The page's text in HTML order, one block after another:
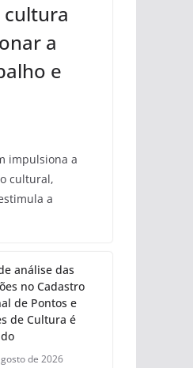
cultura
a
e
impulsiona a
cultural,
a
análise das
no Cadastro
de Pontos e
de Cultura é
de 2026